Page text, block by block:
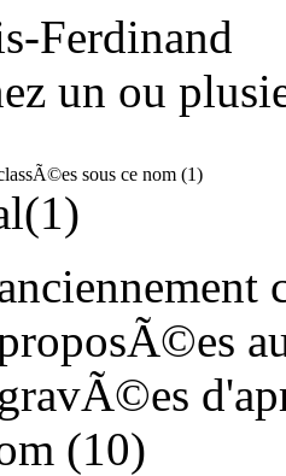
Ferdinand
un ou
sous ce nom (1)
(10)